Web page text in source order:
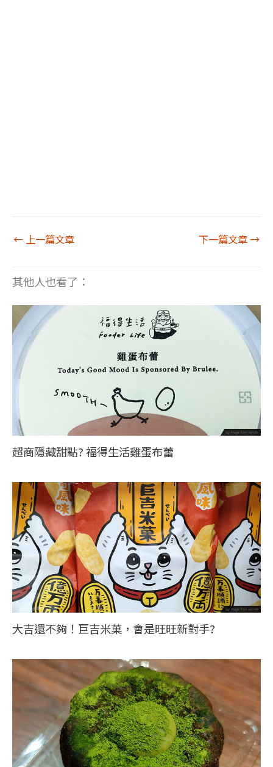
← 上一篇文章 下一篇文章→
其他人也看了：
超商隱藏甜點? 福得生活雞蛋布蕾
大吉還不夠！巨吉米菓，會是旺旺新對手?